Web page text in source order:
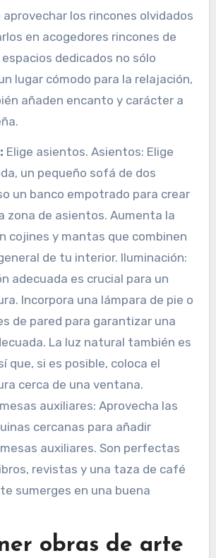
los rincones olvidados
en acogedores rincones de
dedicados no sólo
lugar cómodo para la relajación,
añaden encanto y carácter a
Elige asientos. Asientos: Elige
un pequeño sofá de dos
un banco empotrado para crear
zona de asientos. Aumenta la
cojines y mantas que combinen
de tu interior. Iluminación:
adecuada es crucial para un
Incorpora una lámpara de pie o
de pared para garantizar una
La luz natural también es
que, si es posible, coloca el
cerca de una ventana.
auxiliares: Aprovecha las
cercanas para añadir
auxiliares. Son perfectas
revistas y una taza de café
sumerges en una buena
obras de arte